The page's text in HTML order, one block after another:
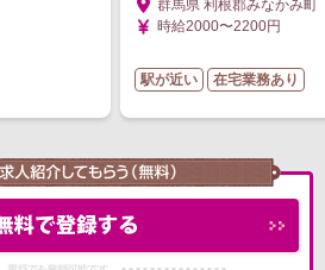
群馬県 利根郡みなかみ町
時給2000〜2200円
駅が近い 在宅業務あり